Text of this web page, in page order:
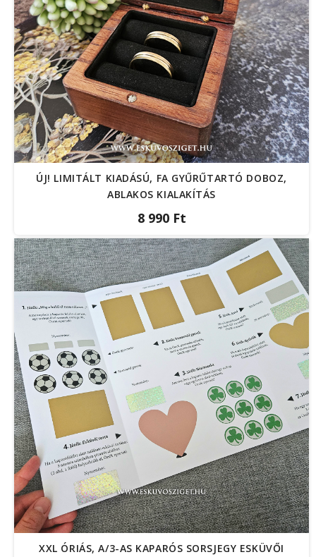
ÚJ! LIMITÁLT KIADÁSÚ, FA GYŰRŰTARTÓ DOBOZ,
ABLAKOS KIALAKÍTÁS
8 990 Ft
XXL ÓRIÁS, A/3-AS KAPARÓS SORSJEGY ESKÜVŐI